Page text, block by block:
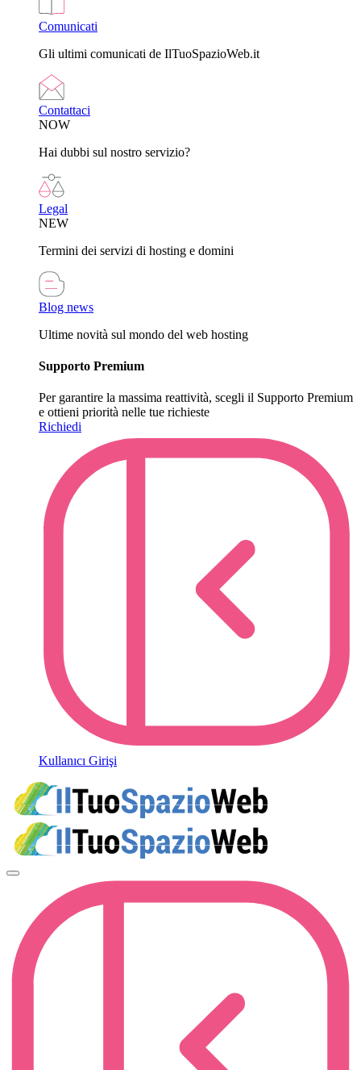
Comunicati
Gli ultimi comunicati de IlTuoSpazioWeb.it
Contattaci
NOW
Hai dubbi sul nostro servizio?
Legal
NEW
Termini dei servizi di hosting e domini
Blog news
Ultime novità sul mondo del web hosting
Supporto Premium
Per garantire la massima reattività, scegli il Supporto Premium
e ottieni priorità nelle tue richieste
Richiedi
Kullanıcı Girişi